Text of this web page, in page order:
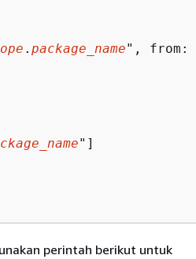
. package_name", from:
"]
perintah berikut untuk